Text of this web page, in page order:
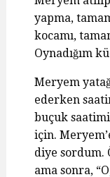
yapma,
kocamı,
Oynadığım
Meryem
ederken
buçuk
için.
diye sordum.
ama sonra,